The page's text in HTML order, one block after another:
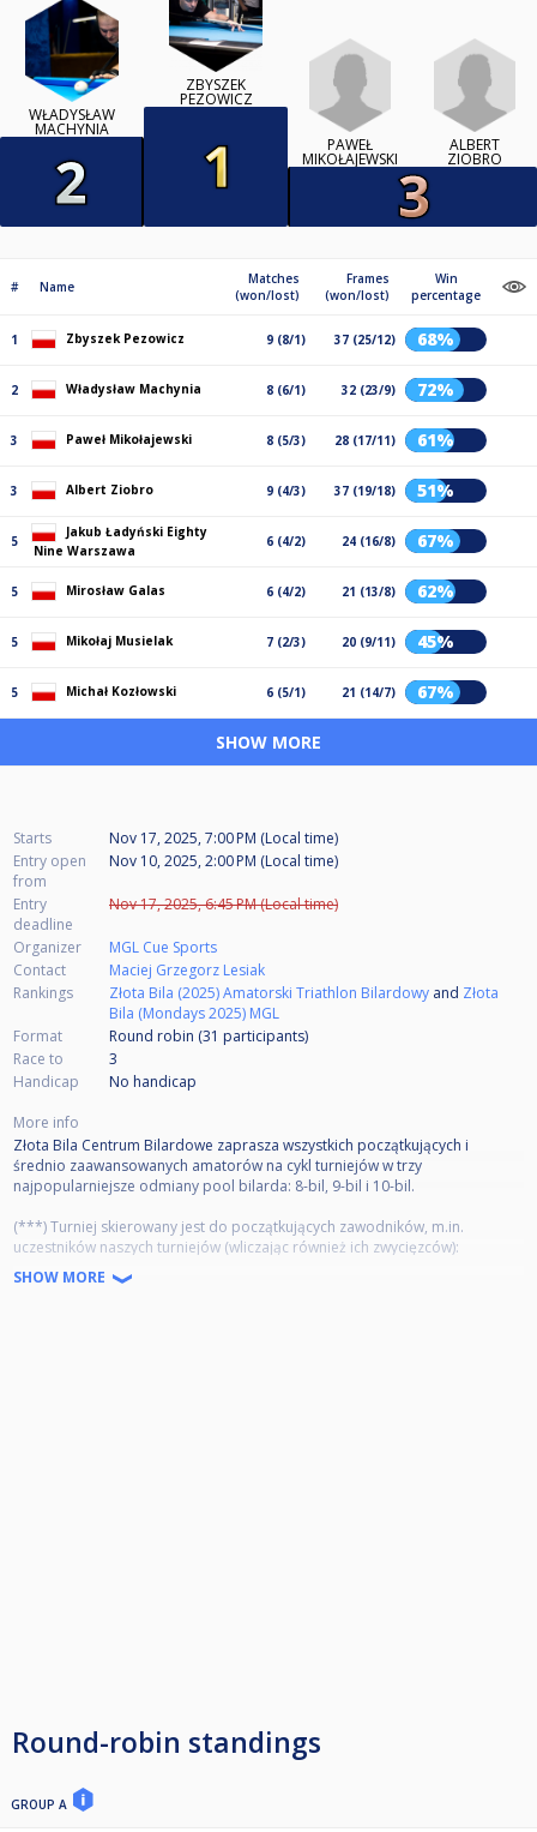
WŁADYSŁAW
MACHYNIA
ZBYSZEK
PEZOWICZ
PAWEŁ
MIKOŁAJEWSKI
ALBERT
ZIOBRO
# Name
Matches
(won/lost)
Frames
(won/lost)
Win
percentage
1 Zbyszek Pezowicz 9 (8/1) 37 (25/12) 68%
2 Władysław Machynia 8 (6/1) 32 (23/9) 72%
3 Paweł Mikołajewski 8 (5/3) 28 (17/11) 61%
3 Albert Ziobro 9 (4/3) 37 (19/18) 51%
5
Jakub Ładyński Eighty
Nine Warszawa
6 (4/2) 24 (16/8) 67%
5 Mirosław Galas 6 (4/2) 21 (13/8) 62%
5 Mikołaj Musielak 7 (2/3) 20 (9/11) 45%
5 Michał Kozłowski 6 (5/1) 21 (14/7) 67%
SHOW MORE
Starts
Nov 17, 2025, 7:00 PM (Local time)
Entry open
from
Nov 10, 2025, 2:00 PM (Local time)
Entry
deadline
Nov 17, 2025, 6:45 PM (Local time)
Organizer
MGL Cue Sports
Contact
Maciej Grzegorz Lesiak
Rankings
Złota Bila (2025) Amatorski Triathlon Bilardowy and Złota
Bila (Mondays 2025) MGL
Format
Round robin (31 participants)
Race to
3
Handicap
No handicap
More info
Złota Bila Centrum Bilardowe zaprasza wszystkich początkujących i
średnio zaawansowanych amatorów na cykl turniejów w trzy
najpopularniejsze odmiany pool bilarda: 8-bil, 9-bil i 10-bil.
(***) Turniej skierowany jest do początkujących zawodników, m.in.
uczestników naszych turniejów (wliczając również ich zwycięzców):
- studenckich
- o Pierwszy Puchar
SHOW MORE
Round-robin standings
GROUP A